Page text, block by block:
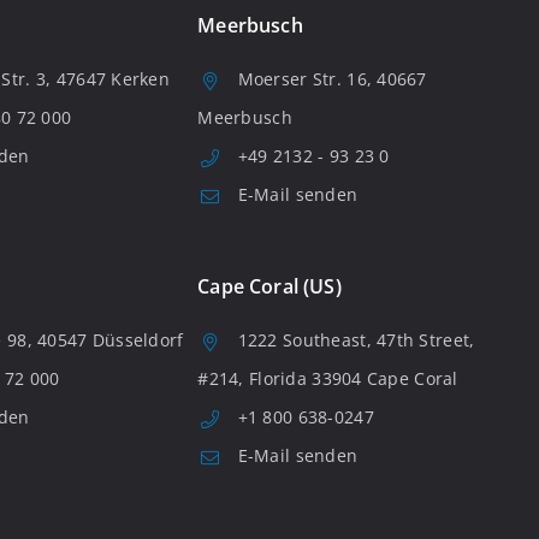
3, 47647 Kerken
72 000
Meerbusch
Moerser Str. 16, 40667
Meerbusch
+49 2132 - 93 23 0
E-Mail senden
98, 40547 Düsseldorf
000
Cape Coral (US)
1222 Southeast, 47th Street,
#214, Florida 33904 Cape Coral
+1 800 638-0247
E-Mail senden